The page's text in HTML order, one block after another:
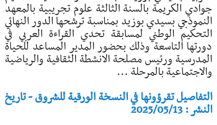
جوادي الكريمة بالسنة الثالثة علوم تجريبية بالمعهد
النموذجي بسيدي بوزيد بمناسبة ترشحها الدور النهائي
التحكيم الوطني لمسابقة تحدي القراءة العربي في
دورتها التاسعة وذلك بحضور المدير المساعد للحياة
المدرسية ورئيس مصلحة الانشطة الثقافية والرياضية
والاجتماعية بالمرحلة ...
التفاصيل تقرؤونها في النسخة الورقية للشروق - تاريخ
النشر : 2025/05/13